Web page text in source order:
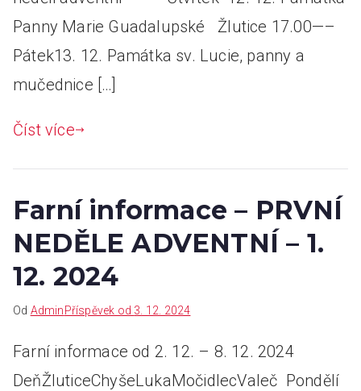
Panny Marie Guadalupské Žlutice 17.00—–
Pátek13. 12. Památka sv. Lucie, panny a
mučednice […]
Číst více
Farní informace – PRVNÍ
NEDĚLE ADVENTNÍ – 1.
12. 2024
Od AdminPříspěvek od 3. 12. 2024
Farní informace od 2. 12. – 8. 12. 2024
DeňŽluticeChyšeLukaMočidlecValeč Pondělí